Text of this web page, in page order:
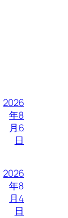
2026
年8
月6
日
2026
年8
月4
日